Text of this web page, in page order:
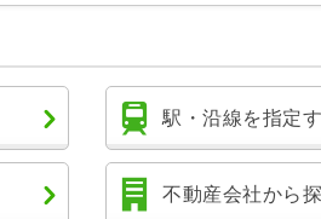
駅・沿線を指定
不動産会社から